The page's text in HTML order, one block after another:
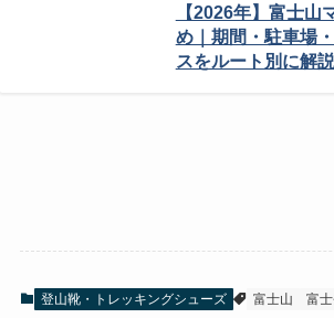
【2026年】富士山
め｜期間・駐車場
スをルート別に解説
登山靴・トレッキングシューズ 富士山 富